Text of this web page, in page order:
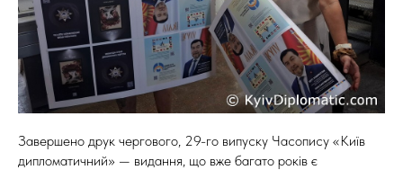
Завершено друк чергового, 29-го випуску Часопису «Київ
дипломатичний» — видання, що вже багато років є